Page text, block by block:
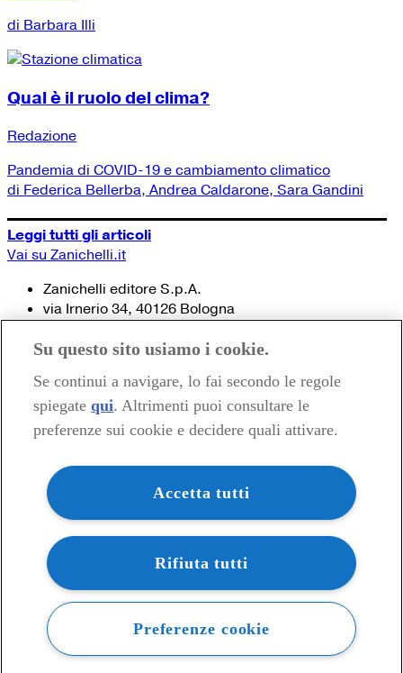
di Barbara Illi
Qual è il ruolo del clima?
Redazione
Pandemia di COVID-19 e cambiamento climatico
di Federica Bellerba, Andrea Caldarone, Sara Gandini
Leggi tutti gli articoli
Vai su Zanichelli.it
Zanichelli editore S.p.A.
via Irnerio 34, 40126 Bologna
Tel. 051- 293.111 / 245.024
© 2020 Zanichelli Editore spa
Contatti e recapiti
my.zanichelli.it
Filiali e agenzie
Acquisti: informazioni precontrattuali
Area stampa
Privacy
Su questo sito usiamo i cookie.
Se continui a navigare, lo fai secondo le regole
spiegate qui. Altrimenti puoi consultare le
preferenze sui cookie e decidere quali attivare.
Accetta tutti
Rifiuta tutti
Preferenze cookie